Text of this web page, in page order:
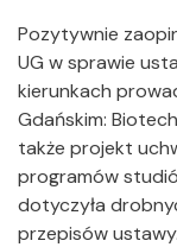
Pozytywnie
UG w sprawie
kierunkach
Gdańskim:
także projekt
programów
dotyczyła
przepisów ustawy.